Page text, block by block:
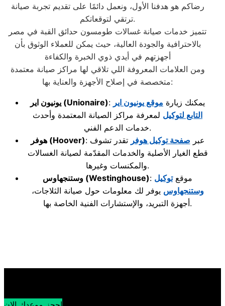
رضاكم هو هدفنا الأول، ونعمل دائمًا على تقديم تجربة صيانة
ترتقي لتوقعاتكم.
تتميز خدمات صيانة غسالات طومسون حدائق القبة في مصر
بالاحترافية والجودة العالية، حيث يمكن للعملاء الوثوق بأن
أجهزتهم في أيدي ذوي الخبرة والكفاءة
ومن العلامات المعروفة اللي تلاقي لها مراكز صيانة معتمدة
متخصصة في إصلاح الأجهزة والعناية بها:
يونيون اير (Unionaire) : يمكنك زيارة موقع يونيون اير
التابع لتوكيل لمعرفة مراكز الصيانة المعتمدة وأحدث
خدمات الدعم الفني.
هوفر(Hoover) : عبر صفحة توكيل هوفر تقدر تشوف
قطع الغيار الأصلية والخدمات المقدّمة لصيانة الغسالات
والمكنسات وغيرها.
وستنجهاوس (Westinghouse) : موقعتوكيل
وستنجهاوس يوفر لك معلومات حول صيانة الثلاجات،
أجهزة التبريد، والإستشارات الفنية الخاصة بها.